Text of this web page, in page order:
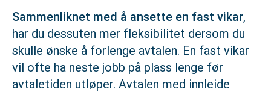
Sammenliknet med å ansette en fast vikar,
har du dessuten mer fleksibilitet dersom du
skulle ønske å forlenge avtalen. En fast vikar
vil ofte ha neste jobb på plass lenge før
avtaletiden utløper. Avtalen med innleide